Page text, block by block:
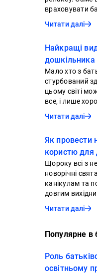
враховувати
Читати далі
Найкращі
дошкільника
Мало хто з
стурбований
цьому світі
все, і лише
Читати далі
Як провести
користю для
Щороку всі з
новорічні
канікулам та
довгим
Читати далі
Популярне в
Роль
освітньому